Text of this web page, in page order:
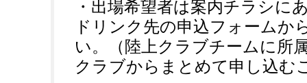
・出場希望者は案内チラシに
ドリンク先の申込フォームか
い。（陸上クラブチームに所
クラブからまとめて申し込む